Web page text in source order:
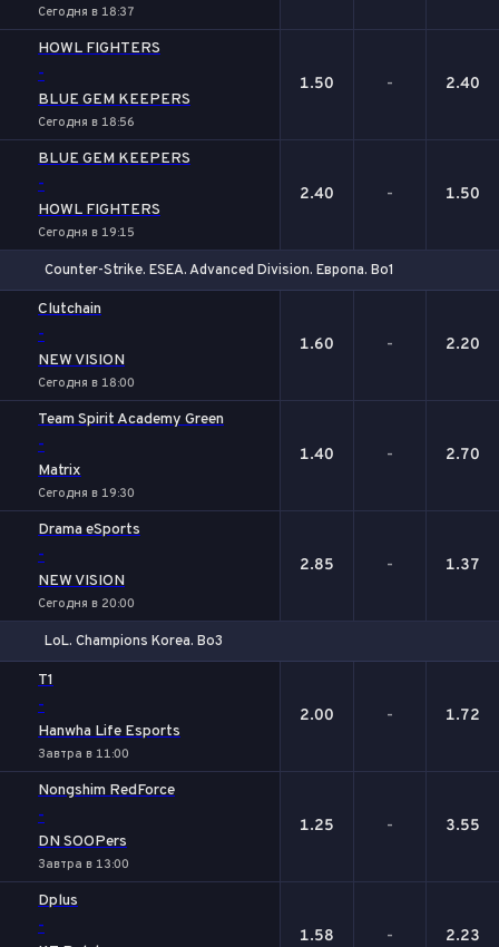
Сегодня в 18:37
HOWL FIGHTERS
-
BLUE GEM KEEPERS
Сегодня в 18:56
1.50 - 2.40
BLUE GEM KEEPERS
-
HOWL FIGHTERS
Сегодня в 19:15
2.40 - 1.50
Counter-Strike. ESEA. Advanced Division. Европа. Bo1
Clutchain
-
NEW VISION
Сегодня в 18:00
1.60 - 2.20
Team Spirit Academy Green
-
Matrix
Сегодня в 19:30
1.40 - 2.70
Drama eSports
-
NEW VISION
Сегодня в 20:00
2.85 - 1.37
LoL. Champions Korea. Bo3
T1
-
Hanwha Life Esports
Завтра в 11:00
2.00 - 1.72
Nongshim RedForce
-
DN SOOPers
Завтра в 13:00
1.25 - 3.55
Dplus
- 1.58 - 2.23